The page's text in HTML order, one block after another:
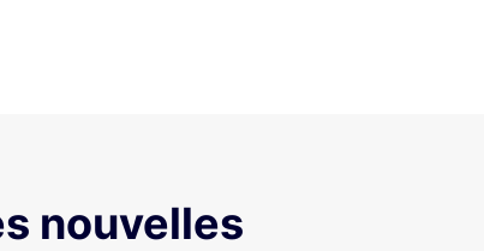
nouvelles